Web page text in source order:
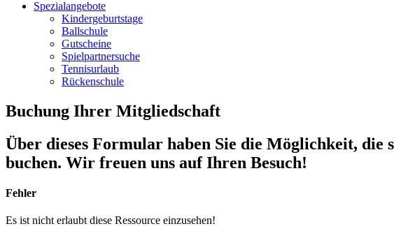
Spezialangebote
Kindergeburtstage
Ballschule
Gutscheine
Spielpartnersuche
Tennisurlaub
Rückenschule
Buchung Ihrer Mitgliedschaft
Über dieses Formular haben Sie die Möglichkeit,
buchen. Wir freuen uns auf Ihren Besuch!
Fehler
Es ist nicht erlaubt diese Ressource einzusehen!